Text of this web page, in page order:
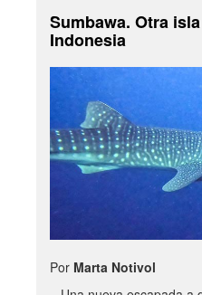
Sumbawa. Otra
Indonesia
Por Marta Notivol